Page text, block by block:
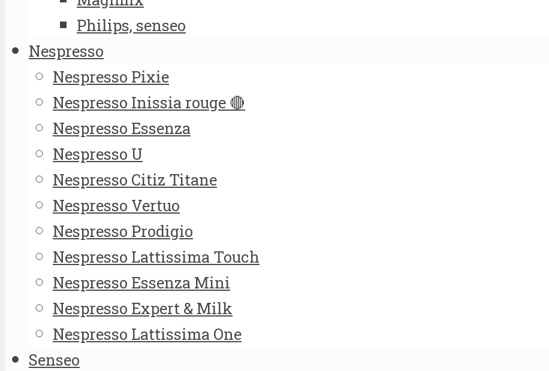
Philips, senseo
Nespresso
Nespresso Pixie
Nespresso Inissia rouge 🔴
Nespresso Essenza
Nespresso U
Nespresso Citiz Titane
Nespresso Vertuo
Nespresso Prodigio
Nespresso Lattissima Touch
Nespresso Essenza Mini
Nespresso Expert & Milk
Nespresso Lattissima One
Senseo